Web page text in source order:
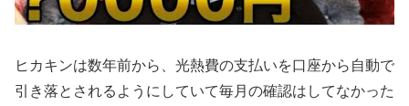
ヒカキンは数年前から、光熱費の支払いを口座から自動で
引き落とされるようにしていて毎月の確認はしてなかった